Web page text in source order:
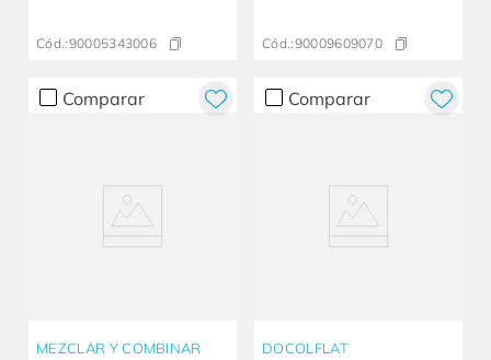
Cód.:90005343006 Cód.:90009609070
Comparar
MEZCLAR Y COMBINAR
Comparar
DOCOLFLAT